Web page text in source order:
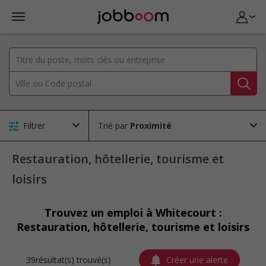
Filtrer Trié par
Restauration, hôtellerie, tourisme et
loisirs
Trouvez un emploi à Whitecourt :
Restauration, hôtellerie, tourisme et loisirs
39résultat(s) trouvé(s) Créer une alerte